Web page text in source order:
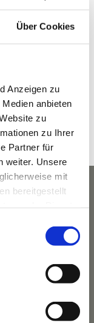
Über Cookies
Anzeigen zu
anbieten
zu
zu Ihrer
Partner für
weiter. Unsere
mit
bereitgestellt